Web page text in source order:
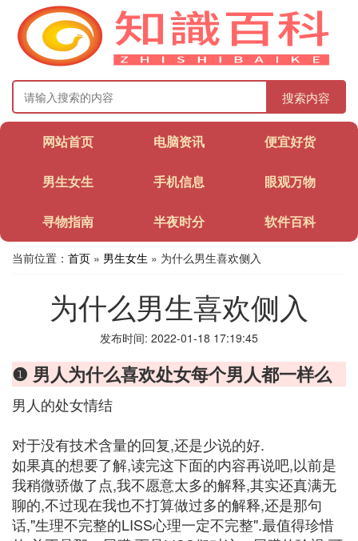
搜索内容
网站首页 电脑资讯 便宜好货
男生女生 手机信息 眼观万物
寻物指南 半夜时分 软件百科
当前位置： 首页 » 男生女生 » 为什么男生喜欢侧入
为什么男生喜欢侧入
发布时间: 2022-01-18 17:19:45
❶ 男人为什么喜欢处女每个男人都一样么
男人的处女情结
对于没有技术含量的回复,还是少说的好.
如果真的想要了解,读完这下面的内容再说吧,以前是
我稍微骄傲了点,我不愿意太多的解释,其实还真满无
聊的,不过现在我也不打算做过多的解释,还是那句
话,"生理不完整的LISS心理一定不完整".最值得珍惜